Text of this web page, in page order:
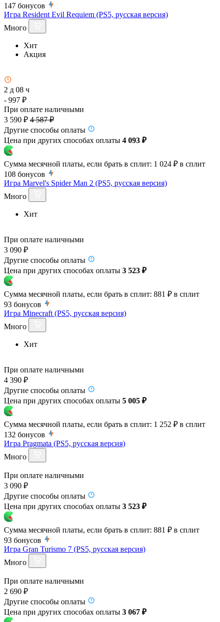
147 бонусов
Игра Resident Evil Requiem (PS5, русская версия)
Много
Хит
Акция
2 д 08 ч
- 997 ₽
При оплате наличными
3 590 ₽ 4 587 ₽
Другие способы оплаты
Цена при других способах оплаты 4 093 ₽
Сумма месячной платы, если брать в сплит: 1 024 ₽ в сплит
108 бонусов
Игра Marvel's Spider Man 2 (PS5, русская версия)
Много
Хит
При оплате наличными
3 090 ₽
Другие способы оплаты
Цена при других способах оплаты 3 523 ₽
Сумма месячной платы, если брать в сплит: 881 ₽ в сплит
93 бонусов
Игра Minecraft (PS5, русская версия)
Много
Хит
При оплате наличными
4 390 ₽
Другие способы оплаты
Цена при других способах оплаты 5 005 ₽
Сумма месячной платы, если брать в сплит: 1 252 ₽ в сплит
132 бонусов
Игра Pragmata (PS5, русская версия)
Много
При оплате наличными
3 090 ₽
Другие способы оплаты
Цена при других способах оплаты 3 523 ₽
Сумма месячной платы, если брать в сплит: 881 ₽ в сплит
93 бонусов
Игра Gran Turismo 7 (PS5, русская версия)
Много
При оплате наличными
2 690 ₽
Другие способы оплаты
Цена при других способах оплаты 3 067 ₽